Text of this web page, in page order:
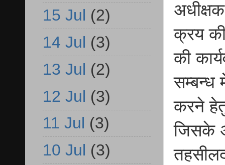
क्रय
की
सम्बन्ध
करने
जिसके
15 Jul (2)
14 Jul (3)
13 Jul (2)
12 Jul (3)
11 Jul (3)
10 Jul (3)